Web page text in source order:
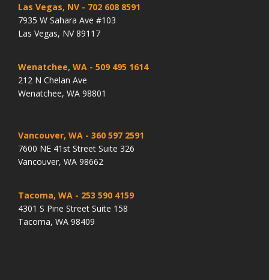
Las Vegas, NV - 702 608 8591
7935 W Sahara Ave #103
Las Vegas, NV 89117
Wenatchee, WA - 509 495 1614
212 N Chelan Ave
Wenatchee, WA 98801
Vancouver, WA - 360 597 2591
7600 NE 41st Street Suite 326
Vancouver, WA 98662
Tacoma, WA - 253 590 4159
4301 S Pine Street Suite 158
Tacoma, WA 98409